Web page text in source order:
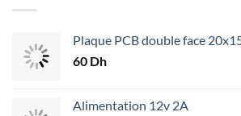
Plaque PCB double face
60 Dh
Alimentation 12v 2A